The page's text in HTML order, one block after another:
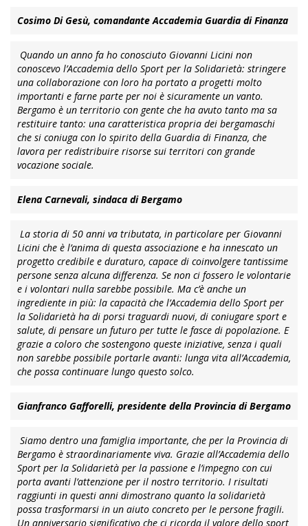
Cosimo Di Gesù, comandante Accademia Guardia di Finanza
Quando un anno fa ho conosciuto Giovanni Licini non
conoscevo l’Accademia dello Sport per la Solidarietà: stringere
una collaborazione con loro ha portato a progetti molto
importanti e farne parte per noi è sicuramente un vanto.
Bergamo è un territorio con gente che ha avuto tanto ma sa
restituire tanto: una caratteristica propria dei bergamaschi
che si coniuga con lo spirito della Guardia di Finanza, che
lavora per redistribuire risorse sui territori con grande
vocazione sociale.
Elena Carnevali, sindaca di Bergamo
La storia di 50 anni va tributata, in particolare per Giovanni
Licini che è l’anima di questa associazione e ha innescato un
progetto credibile e duraturo, capace di coinvolgere tantissime
persone senza alcuna differenza. Se non ci fossero le volontarie
e i volontari nulla sarebbe possibile. Ma c’è anche un
ingrediente in più: la capacità che l’Accademia dello Sport per
la Solidarietà ha di porsi traguardi nuovi, di coniugare sport e
salute, di pensare un futuro per tutte le fasce di popolazione. E
grazie a coloro che sostengono queste iniziative, senza i quali
non sarebbe possibile portarle avanti: lunga vita all’Accademia,
che possa continuare lungo questo solco.
Gianfranco Gafforelli, presidente della Provincia di Bergamo
Siamo dentro una famiglia importante, che per la Provincia di
Bergamo è straordinariamente viva. Grazie all’Accademia dello
Sport per la Solidarietà per la passione e l’impegno con cui
porta avanti l’attenzione per il nostro territorio. I risultati
raggiunti in questi anni dimostrano quanto la solidarietà
possa trasformarsi in un aiuto concreto per le persone fragili.
Un anniversario significativo che ci ricorda il valore dello sport